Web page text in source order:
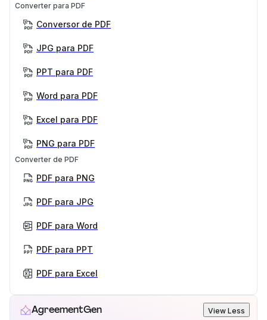
Converter para PDF
Conversor de PDF
JPG para PDF
PPT para PDF
Word para PDF
Excel para PDF
PNG para PDF
Converter de PDF
PDF para PNG
PDF para JPG
PDF para Word
PDF para PPT
PDF para Excel
AgreementGen View Less